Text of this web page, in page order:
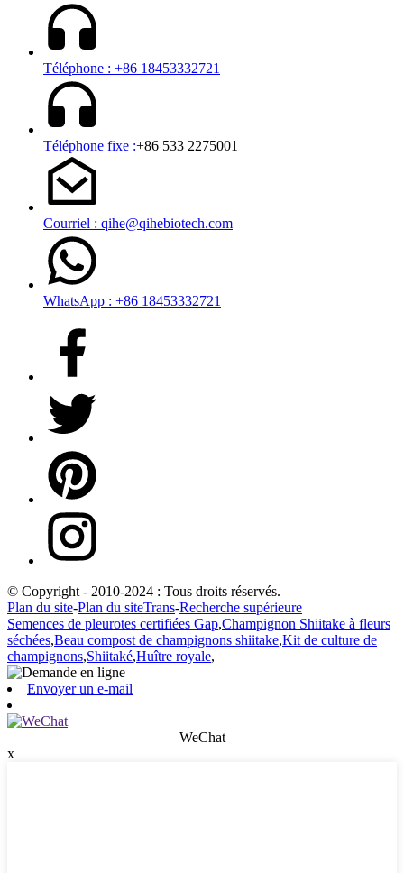
Téléphone : +86 18453332721
Téléphone fixe :+86 533 2275001
Courriel : qihe@qihebiotech.com
WhatsApp : +86 18453332721
© Copyright - 2010-2024 : Tous droits réservés.
Plan du site-Plan du siteTrans-Recherche supérieure
Semences de pleurotes certifiées Gap,Champignon Shiitake à fleurs
séchées,Beau compost de champignons shiitake,Kit de culture de
champignons,Shiitaké,Huître royale,
Envoyer un e-mail
WeChat
x